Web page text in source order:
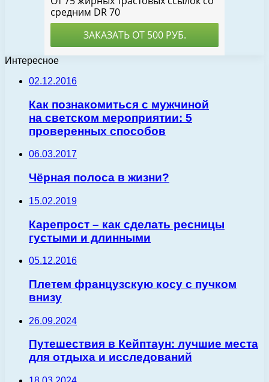
Интересное
02.12.2016
Как познакомиться с мужчиной
на светском мероприятии: 5
проверенных способов
06.03.2017
Чёрная полоса в жизни?
15.02.2019
Карепрост – как сделать ресницы
густыми и длинными
05.12.2016
Плетем французскую косу с пучком
внизу
26.09.2024
Путешествия в Кейптаун: лучшие места
для отдыха и исследований